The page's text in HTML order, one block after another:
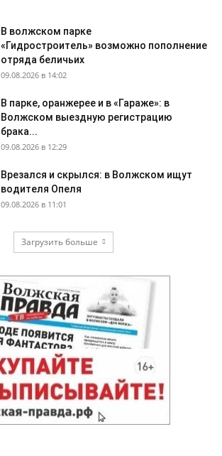
В волжском парке
«Гидростроитель» возможно пополнение
отряда беличьих
09.08.2026 в 14:02
В парке, оранжерее и в «Гараже»: в
Волжском выездную регистрацию
брака...
09.08.2026 в 12:29
Врезался и скрылся: в Волжском ищут
водителя Опеля
09.08.2026 в 11:01
Загрузить больше